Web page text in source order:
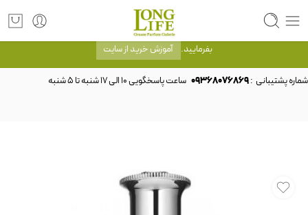
توجه! برند لانگ لایف رایحه های معروف را با شیشه و بسته بندی خود شرکت لانگ لایف
عرضه می کند.که با انتخاب حجم هر ادکلنی می توانید شیشه و بسته بندی را ملاحظه
بفرمایید. آموزش خرید از سایت
شماره پشتیبانی :09368076869